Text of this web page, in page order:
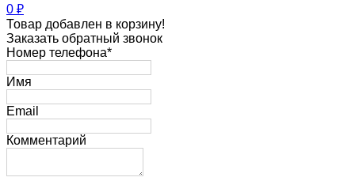
0 ₽
Товар добавлен в корзину!
Заказать обратный звонок
Номер телефона*
Имя
Email
Комментарий